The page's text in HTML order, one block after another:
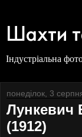
Шахти
Індустріальна
понеділок, 3
Лункевич
(1912)